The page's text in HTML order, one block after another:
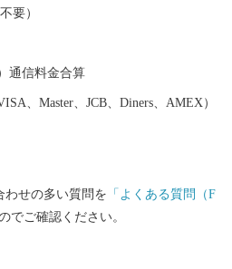
■寄付お申し込み後の
ポートセンター TEL：0570-015-482
（平日10時～17時）祝祭日・特定
SNP 行
要）
通信料金合算
、Master、JCB、Diners、AMEX）
わせの多い質問を 「よくある質問（F
でご確認ください。